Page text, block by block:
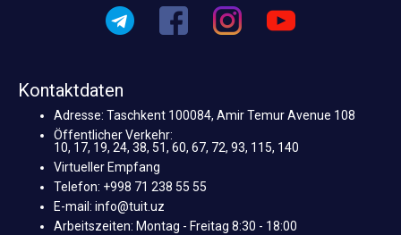
Kontaktdaten
Adresse: Taschkent 100084, Amir Temur Avenue 108
Öffentlicher Verkehr:
10, 17, 19, 24, 38, 51, 60, 67, 72, 93, 115, 140
Virtueller Empfang
Telefon: +998 71 238 55 55
E-mail: info@tuit.uz
Arbeitszeiten: Montag - Freitag 8:30 - 18:00